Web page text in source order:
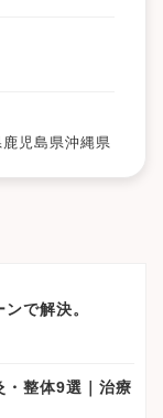
鹿児島県沖縄県
で解決。
・整体9選｜治療